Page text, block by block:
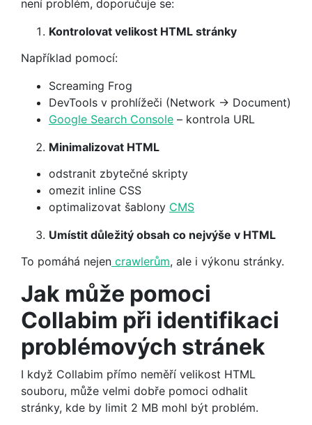
není problém, doporučuje se:
Kontrolovat velikost HTML stránky
Například pomocí:
Screaming Frog
DevTools v prohlížeči (Network → Document)
Google Search Console – kontrola URL
Minimalizovat HTML
odstranit zbytečné skripty
omezit inline CSS
optimalizovat šablony CMS
Umístit důležitý obsah co nejvýše v HTML
To pomáhá nejen crawlerům, ale i výkonu stránky.
Jak může pomoci
Collabim při identifikaci
problémových stránek
I když Collabim přímo neměří velikost HTML
souboru, může velmi dobře pomoci odhalit
stránky, kde by limit 2 MB mohl být problém.